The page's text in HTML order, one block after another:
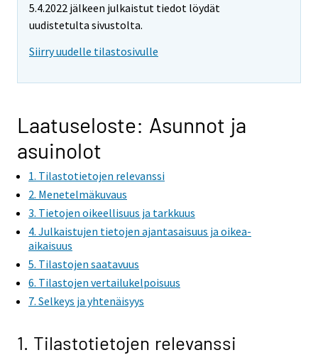
5.4.2022 jälkeen julkaistut tiedot löydät
uudistetulta sivustolta.
Siirry uudelle tilastosivulle
Laatuseloste: Asunnot ja
asuinolot
1. Tilastotietojen relevanssi
2. Menetelmäkuvaus
3. Tietojen oikeellisuus ja tarkkuus
4. Julkaistujen tietojen ajantasaisuus ja oikea-
aikaisuus
5. Tilastojen saatavuus
6. Tilastojen vertailukelpoisuus
7. Selkeys ja yhtenäisyys
1. Tilastotietojen relevanssi